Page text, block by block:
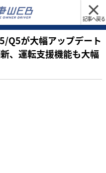
記事へ戻る
Q5が大幅アップデート
、運転支援機能も大幅